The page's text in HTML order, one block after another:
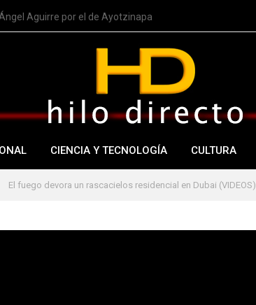
Aguirre por el de Ayotzinapa
CIENCIA Y TECNOLOGÍA CULTURA
El fuego devora un rascacielos residencial en Dubai (VIDEOS)